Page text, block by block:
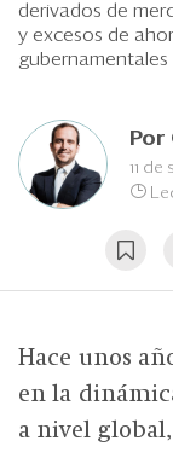
Edición
derivados de
y excesos de
Por
11
Hace unos
en la
a nivel